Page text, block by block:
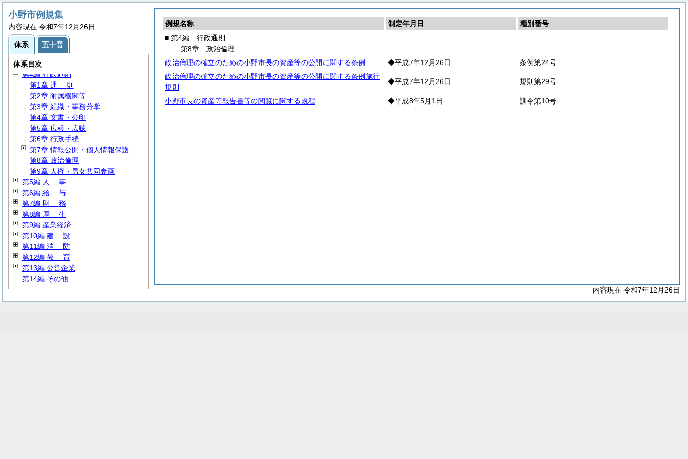
例規名称 制定年月日
種別番号
■ 第4編 行政通則
第8章 政治倫理
政治倫理の確立のための小野市長の資産等の公開に関する条例
◆平成7年12月26日
条例第24号
政治倫理の確立のための小野市長の資産等の公開に関する条例施行
規則
◆平成7年12月26日 規則第29号
小野市長の資産等報告書等の閲覧に関する規程 ◆平成8年5月1日 訓令第10号
内容現在 令和7年12月26日
小野市例規集
内容現在 令和7年12月26日
体系 五十音
体系目次
第1編総規
第2編議会
第3編 選挙・監査・公平
第4編 行政通則
第1章 通 則
第2章 附属機関等
第3章 組織・事務分掌
第4章 文書・公印
第5章 広報・広聴
第6章 行政手続
第7章 情報公開・個人情報保護
第8章 政治倫理
第9章 人権・男女共同参画
第5編 人 事
第6編 給 与
第7編 財 務
第8編 厚 生
第9編 産業経済
第10編 建 設
第11編 消 防
第12編 教 育
第13編 公営企業
第14編 その他